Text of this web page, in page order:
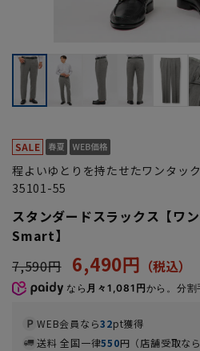
程よいゆとりを持たせたワンタッ
35101-55
スタンダードスラックス【ワ
Smart】
7,590円 6,490円
なら 月々1,081円から。分割
WEB会員なら32pt獲得
送料 全国一律550円（店舗受取なら